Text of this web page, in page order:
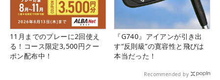
11月までのプレーに2回使え
る！コース限定3,500円クー
ポン配布中！
『G740』アイアンが引き出
す“反則級”の寛容性と飛びは
本当だった！
Recommended by